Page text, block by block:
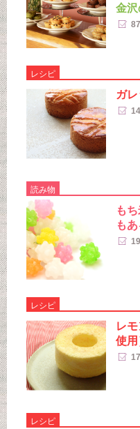
金
87
レシピ
ガ
14
読み物
も
も
19
レシピ
レ
使用
17
レシピ